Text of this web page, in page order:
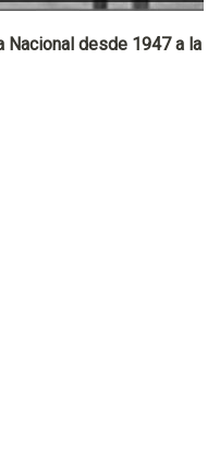
desde 1947 a la